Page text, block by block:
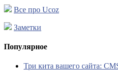
Все про Ucoz
Заметки
Популярное
Три кита вашего сайта: